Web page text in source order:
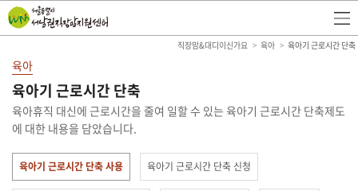
직장맘&대디이신가요 육아 육아기 근로시간 단축
육아
육아기 근로시간 단축
육아휴직 대신에 근로시간을 줄여 일할 수 있는 육아기 근로시간 단축제도
에 대한 내용을 담았습니다.
육아기 근로시간 단축 사용 육아기 근로시간 단축 신청